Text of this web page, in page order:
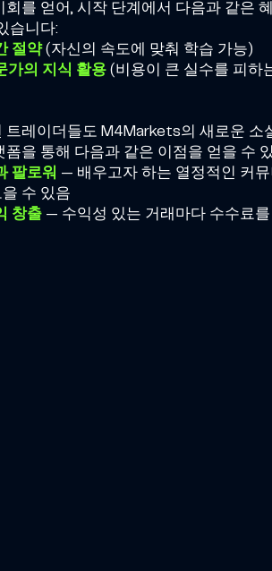
회를 얻어, 시작 단계에서 다음과 같은
습니다:
절약(자신의 속도에 맞춰 학습 가능)
가의 지식 활용 (비용이 큰 실수를 피하
트레이더들도 M4Markets의 새로운 소
폼을 통해 다음과 같은 이점을 얻을 수
팔로워 — 배우고자 하는 열정적인 커
수 있음
창출 — 수익성 있는 거래마다 수수료를